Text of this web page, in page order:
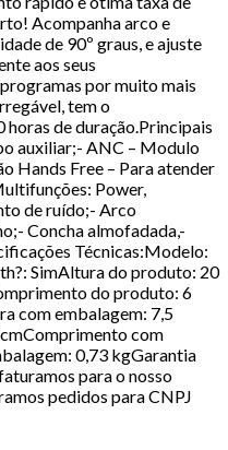
Acompanha arco e
de 90º graus, e ajuste
aos seus
por muito mais
tem o
horas de duração.Principais
auxiliar;- ANC – Modulo
Hands Free – Para atender
Power,
de ruído;- Arco
Concha almofadada,-
Técnicas:Modelo:
SimAltura do produto: 20
do produto: 6
com embalagem: 7,5
com
0,73 kgGarantia
para o nosso
pedidos para CNPJ